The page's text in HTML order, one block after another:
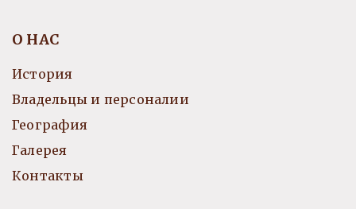
О НАС
История
Владельцы и персоналии
География
Галерея
Контакты